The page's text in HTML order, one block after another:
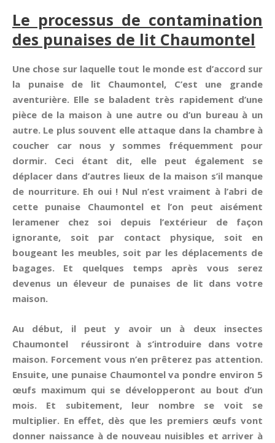
Le processus de contamination
des punaises de lit Chaumontel
Une chose sur laquelle tout le monde est d’accord sur
la punaise de lit Chaumontel, C’est une grande
aventurière. Elle se baladent très rapidement d’une
pièce de la maison à une autre ou d’un bureau à un
autre. Le plus souvent elle attaque dans la chambre à
coucher car nous y sommes fréquemment pour
dormir. Ceci étant dit, elle peut également se
déplacer dans d’autres lieux de la maison s’il manque
de nourriture. Eh oui ! Nul n’est vraiment à l’abri de
cette punaise Chaumontel et l’on peut aisément
leramener chez soi depuis l’extérieur de façon
ignorante, soit par contact physique, soit en
bougeant les meubles, soit par les déplacements de
bagages. Et quelques temps après vous serez
devenus un éleveur de punaises de lit dans votre
maison.
Au début, il peut y avoir un à deux insectes
Chaumontel réussiront à s’introduire dans votre
maison. Forcement vous n’en prêterez pas attention.
Ensuite, une punaise Chaumontel va pondre environ 5
œufs maximum qui se développeront au bout d’un
mois. Et subitement, leur nombre se voit se
multiplier. En effet, dès que les premiers œufs vont
donner naissance à de nouveau nuisibles et arriver à